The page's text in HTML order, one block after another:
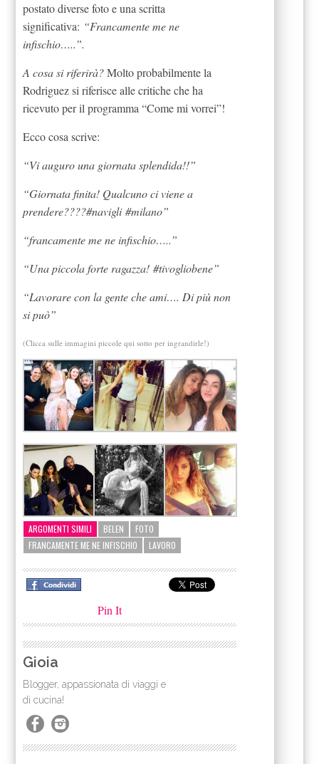
postato diverse foto e una scritta
significativa: “Francamente me ne
infischio…..”.
A cosa si riferirà?Molto probabilmente la
Rodriguez si riferisce alle critiche che ha
ricevuto per il programma “Come mi vorrei”!
Ecco cosa scrive:
“Vi auguro una giornata splendida!!”
“Giornata finita! Qualcuno ci viene a
prendere????#navigli #milano”
“francamente me ne infischio…..”
“Una piccola forte ragazza! #tivogliobene”
“Lavorare con la gente che ami…. Di più non
si può”
(Clicca sulle immagini piccole qui sotto per ingrandirle!)
ARGOMENTI SIMILI BELEN
FOTO
FRANCAMENTE ME NE INFISCHIO
LAVORO
Pin It
Gioia
Blogger, appassionata di viaggi e
di cucina!